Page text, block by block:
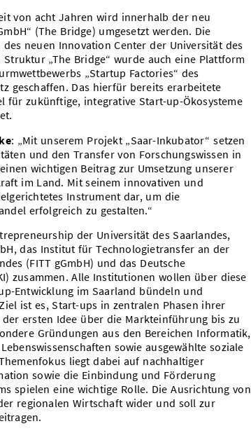
von acht Jahren wird innerhalb der neu
(The Bridge) umgesetzt werden. Die
neuen Innovation Center der Universität des
„The Bridge“ wurde auch eine Plattform
„Startup Factories“ des
geschaffen. Das hierfür bereits erarbeitete
für zukünftige, integrative Start-up-Ökosysteme
: „Mit unserem Projekt „Saar-Inkubator“ setzen
und den Transfer von Forschungswissen in
wichtigen Beitrag zur Umsetzung unserer
im Land. Mit seinem innovativen und
Instrument dar, um die
erfolgreich zu gestalten.“
der Universität des Saarlandes,
das Institut für Technologietransfer an der
(FITT gGmbH) und das Deutsche
zusammen. Alle Institutionen wollen über diese
Entwicklung im Saarland bündeln und
ist es, Start-ups in zentralen Phasen ihrer
ersten Idee über die Markteinführung bis zu
Gründungen aus den Bereichen Informatik,
sowie ausgewählte soziale
liegt dabei auf nachhaltiger
sowie die Einbindung und Förderung
spielen eine wichtige Rolle. Die Ausrichtung von
regionalen Wirtschaft wider und soll zur